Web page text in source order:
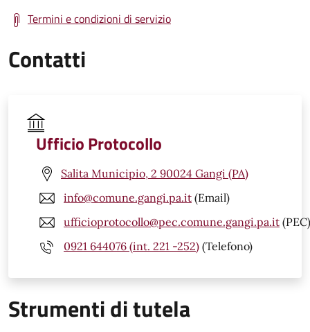
Termini e condizioni di servizio
Contatti
Ufficio Protocollo
Salita Municipio, 2 90024 Gangi (PA)
info@comune.gangi.pa.it (Email)
ufficioprotocollo@pec.comune.gangi.pa.it (PEC)
0921 644076 (int. 221 -252) (Telefono)
Strumenti di tutela